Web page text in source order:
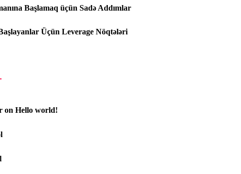
Başlamaq üçün Sadə Addımlar
Üçün Leverage Nöqtələri
on Hello world!